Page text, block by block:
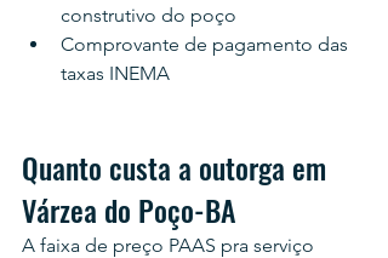
construtivo do poço
Comprovante de pagamento das
taxas INEMA
Quanto custa a outorga em
Várzea do Poço-BA
A faixa de preço PAAS pra serviço